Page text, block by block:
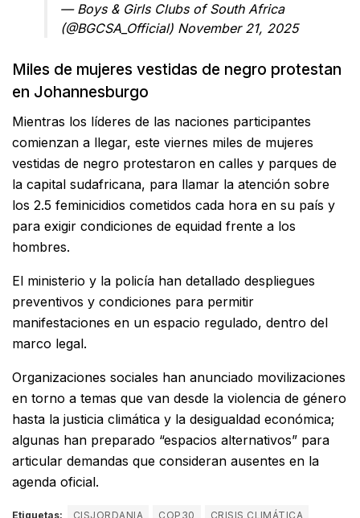
— Boys & Girls Clubs of South Africa
(@BGCSA_Official) November 21, 2025
Miles de mujeres vestidas de negro protestan
en Johannesburgo
Mientras los líderes de las naciones participantes
comienzan a llegar, este viernes miles de mujeres
vestidas de negro protestaron en calles y parques de
la capital sudafricana, para llamar la atención sobre
los 2.5 feminicidios cometidos cada hora en su país y
para exigir condiciones de equidad frente a los
hombres.
El ministerio y la policía han detallado despliegues
preventivos y condiciones para permitir
manifestaciones en un espacio regulado, dentro del
marco legal.
Organizaciones sociales han anunciado movilizaciones
en torno a temas que van desde la violencia de género
hasta la justicia climática y la desigualdad económica;
algunas han preparado “espacios alternativos” para
articular demandas que consideran ausentes en la
agenda oficial.
Etiquetas: CISJORDANIA COP30
CRISIS CLIMÁTICA